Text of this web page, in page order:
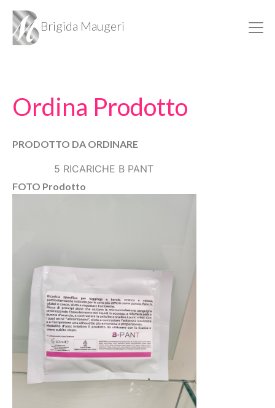
Brigida Maugeri
Ordina Prodotto
PRODOTTO DA ORDINARE
5 RICARICHE B PANT
FOTO Prodotto